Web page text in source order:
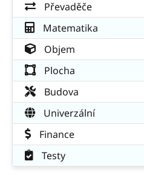
Převaděče
Matematika
Objem
Plocha
Budova
Univerzální
Finance
Testy